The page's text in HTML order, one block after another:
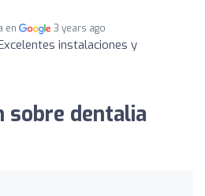
en 3 years ago
instalaciones y
sobre dentalia